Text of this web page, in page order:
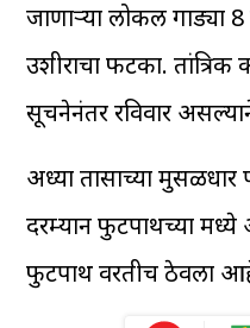
जाणाऱ्या लोकल गाड्या
उशीराचा फटका.
सूचनेनंतर रविवार
अर्ध्या तासाच्या
दरम्यान फुटपाथच्या मध्ये
फुटपाथ वरतीच ठेवला